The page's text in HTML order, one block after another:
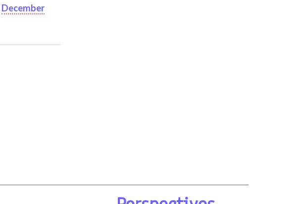
December